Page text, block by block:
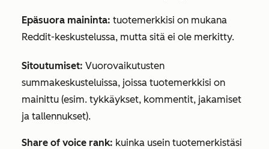
Epäsuora maininta: tuotemerkkisi on mukana
Reddit-keskustelussa, mutta sitä ei ole merkitty.
Sitoutumiset: Vuorovaikutusten
summakeskusteluissa, joissa tuotemerkkisi on
mainittu (esim. tykkäykset, kommentit, jakamiset
ja tallennukset).
Share of voice rank: kuinka usein tuotemerkistäsi